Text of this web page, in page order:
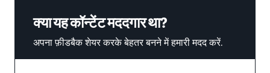
क्या यह कॉन्टेंट मददगार था?
अपना फ़ीडबैक शेयर करके बेहतर बनने में हमारी मदद करें.